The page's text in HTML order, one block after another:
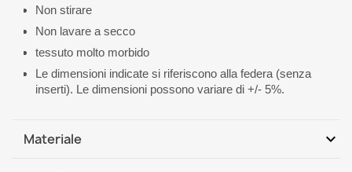
Non stirare
Non lavare a secco
tessuto molto morbido
Le dimensioni indicate si riferiscono alla federa (senza
inserti). Le dimensioni possono variare di +/- 5%.
Materiale expand_more